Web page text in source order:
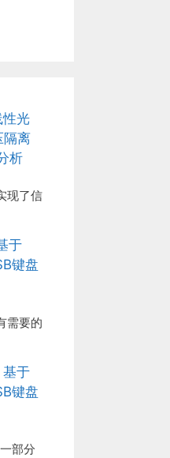
性光
隔离
析
现了信
于
键盘
需要的
基于
键盘
部分